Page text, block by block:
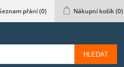
přání(0) Nákupní košík(0)
HLEDAT